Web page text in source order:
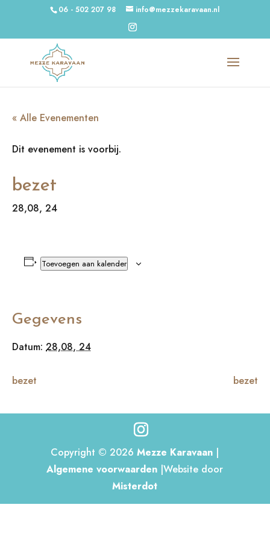
06 - 502 207 98 info@mezzekaravaan.nl
« Alle Evenementen
Dit evenement is voorbij.
bezet
28,08, 24
Toevoegen aan kalender
Gegevens
Datum: 28,08, 24
bezet bezet
Copyright © 2026Mezze Karavaan |
Algemene voorwaarden |Website door
Misterdot